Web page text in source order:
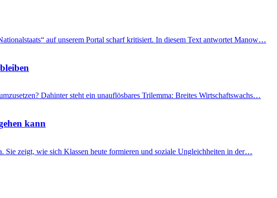
auf unserem Portal scharf kritisiert. In diesem Text antwortet Manow…
Dahinter steht ein unauflösbares Trilemma: Breites Wirtschaftswachs…
kann
Sie zeigt, wie sich Klassen heute formieren und soziale Ungleichheiten in der…